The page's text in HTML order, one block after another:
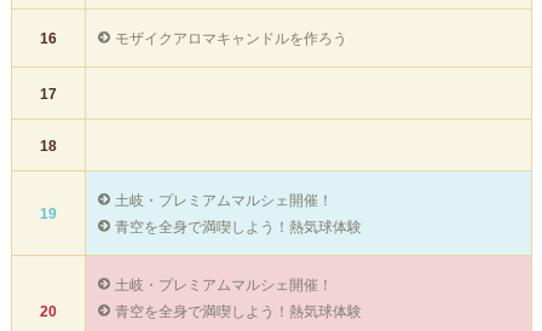
16 モザイクアロマキャンドルを作ろう
17
18
19
土岐・プレミアムマルシェ開催！
青空を全身で満喫しよう！熱気球体験
20
土岐・プレミアムマルシェ開催！
青空を全身で満喫しよう！熱気球体験